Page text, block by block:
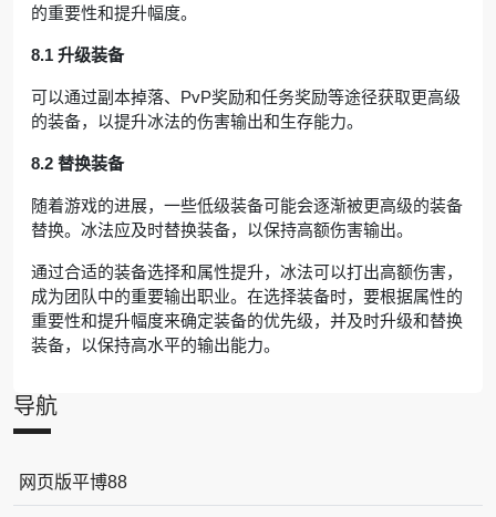
的重要性和提升幅度。
8.1 升级装备
可以通过副本掉落、PvP奖励和任务奖励等途径获取更高级
的装备，以提升冰法的伤害输出和生存能力。
8.2 替换装备
随着游戏的进展，一些低级装备可能会逐渐被更高级的装备
替换。冰法应及时替换装备，以保持高额伤害输出。
通过合适的装备选择和属性提升，冰法可以打出高额伤害，
成为团队中的重要输出职业。在选择装备时，要根据属性的
重要性和提升幅度来确定装备的优先级，并及时升级和替换
装备，以保持高水平的输出能力。
导航
网页版平博88